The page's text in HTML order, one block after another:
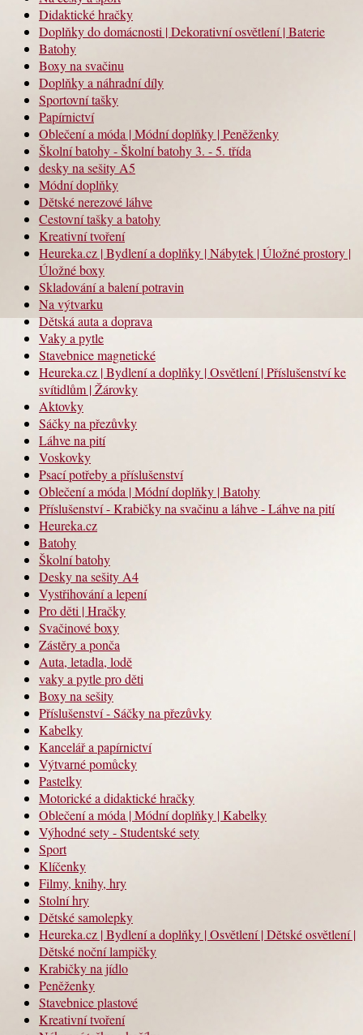
Didaktické hračky
Doplňky do domácnosti | Dekorativní osvětlení | Baterie
Batohy
Boxy na svačinu
Doplňky a náhradní díly
Sportovní tašky
Papírnictví
Oblečení a móda | Módní doplňky | Peněženky
Školní batohy - Školní batohy 3. - 5. třída
desky na sešity A5
Módní doplňky
Dětské nerezové láhve
Cestovní tašky a batohy
Kreativní tvoření
Heureka.cz | Bydlení a doplňky | Nábytek | Úložné prostory |
Úložné boxy
Skladování a balení potravin
Na výtvarku
Dětská auta a doprava
Vaky a pytle
Stavebnice magnetické
Heureka.cz | Bydlení a doplňky | Osvětlení | Příslušenství ke
svítidlům | Žárovky
Aktovky
Sáčky na přezůvky
Láhve na pití
Voskovky
Psací potřeby a příslušenství
Oblečení a móda | Módní doplňky | Batohy
Příslušenství - Krabičky na svačinu a láhve - Láhve na pití
Heureka.cz
Batohy
Školní batohy
Desky na sešity A4
Vystřihování a lepení
Pro děti | Hračky
Svačinové boxy
Zástěry a ponča
Auta, letadla, lodě
vaky a pytle pro děti
Boxy na sešity
Příslušenství - Sáčky na přezůvky
Kabelky
Kancelář a papírnictví
Výtvarné pomůcky
Pastelky
Motorické a didaktické hračky
Oblečení a móda | Módní doplňky | Kabelky
Výhodné sety - Studentské sety
Sport
Klíčenky
Filmy, knihy, hry
Stolní hry
Dětské samolepky
Heureka.cz | Bydlení a doplňky | Osvětlení | Dětské osvětlení |
Dětské noční lampičky
Krabičky na jídlo
Peněženky
Stavebnice plastové
Kreativní tvoření